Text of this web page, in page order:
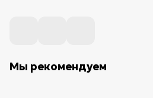
Мы рекомендуем